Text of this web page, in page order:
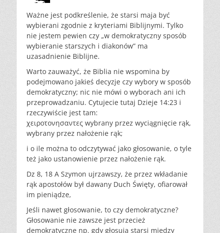
Ważne jest podkreślenie, że starsi maja być
wybierani zgodnie z kryteriami Biblijnymi. Tylko
nie jestem pewien czy „w demokratyczny sposób
wybieranie starszych i diakonów” ma
uzasadnienie Biblijne.
Warto zauważyć, że Biblia nie wspomina by
podejmowano jakieś decyzje czy wybory w sposób
demokratyczny; nic nie mówi o wyborach ani ich
przeprowadzaniu. Cytujecie tutaj Dzieje 14:23 i
rzeczywiście jest tam:
χειροτονησαντες wybrany przez wyciągnięcie rąk,
wybrany przez nałożenie rąk;
i o ile można to odczytywać jako głosowanie, o tyle
też jako ustanowienie przez nałożenie rąk.
Dz 8, 18 A Szymon ujrzawszy, że przez wkładanie
rąk apostołów był dawany Duch Święty, ofiarował
im pieniądze,
Jeśli nawet głosowanie, to czy demokratyczne?
Głosowanie nie zawsze jest przecież
demokratyczne np. gdy głosują starsi między